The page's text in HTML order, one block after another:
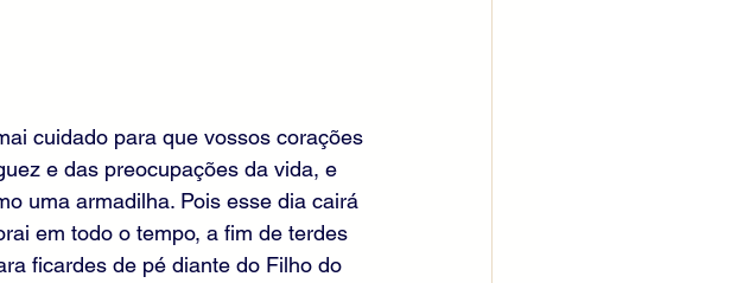
cuidado para que vossos corações
e das preocupações da vida, e
uma armadilha. Pois esse dia cairá
em todo o tempo, a fim de terdes
ficardes de pé diante do Filho do